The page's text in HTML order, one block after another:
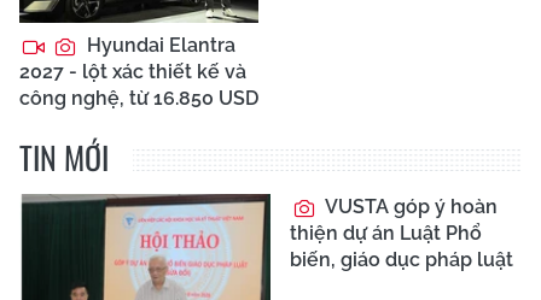
Hyundai Elantra
2027 - lột xác thiết kế và
công nghệ, từ 16.850 USD
TIN MỚI
VUSTA góp ý hoàn
thiện dự án Luật Phổ
biến, giáo dục pháp luật